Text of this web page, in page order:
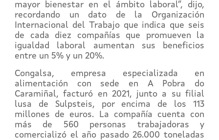
mayor bienestar en el ámbito laboral”, dijo,
recordando un dato de la Organización
Internacional del Trabajo que indica que seis
de cada diez compañías que promueven la
igualdad laboral aumentan sus beneficios
entre un 5% y un 20%.
Congalsa, empresa especializada en
alimentación con sede en A Pobra do
Caramiñal, facturó en 2021, junto a su filial
lusa de Sulpsteis, por encima de los 113
millones de euros. La compañía cuenta con
más de 560 personas trabajadoras y
comercializó el año pasado 26.000 toneladas